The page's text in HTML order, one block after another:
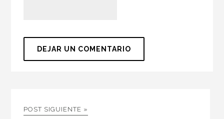
POST SIGUIENTE »